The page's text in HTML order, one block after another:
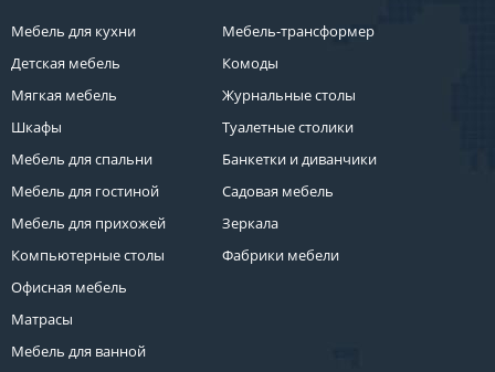
Мебель для кухни
Детская мебель
Мягкая мебель
Шкафы
Мебель для спальни
Мебель для гостиной
Мебель для прихожей
Компьютерные столы
Офисная мебель
Матрасы
Мебель для ванной
Мебель-трансформер
Комоды
Журнальные столы
Туалетные столики
Банкетки и диванчики
Садовая мебель
Зеркала
Фабрики мебели